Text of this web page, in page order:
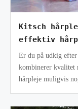
Kitsch
effektiv
Er du på udkig
kombinerer kvalitet
hårpleje muligvis